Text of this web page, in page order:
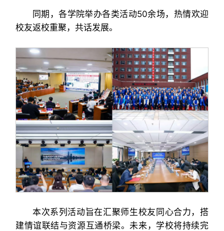
同期，各学院举办各类活动50余场，热情欢迎
校友返校重聚，共话发展。
本次系列活动旨在汇聚师生校友同心合力，搭
建情谊联结与资源互通桥梁。未来，学校将持续完